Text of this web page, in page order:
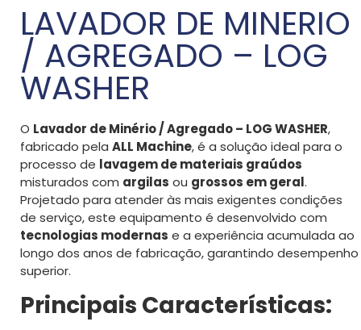
LAVADOR DE MINERIO
/ AGREGADO – LOG
WASHER
O Lavador de Minério / Agregado – LOG WASHER,
fabricado pela ALL Machine, é a solução ideal para o
processo de lavagem de materiais graúdos
misturados com argilas ou grossos em geral.
Projetado para atender às mais exigentes condições
de serviço, este equipamento é desenvolvido com
tecnologias modernas e a experiência acumulada ao
longo dos anos de fabricação, garantindo desempenho
superior.
Principais Características: